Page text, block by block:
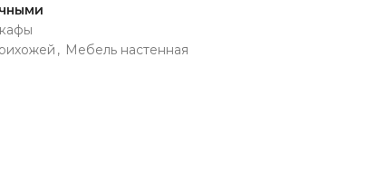
, Мебель настенная